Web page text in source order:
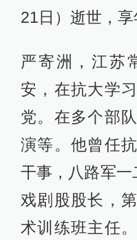
21日）逝世，享
严寄洲，江苏
安，在抗大学
党。在多个部
演等。他曾任
干事，八路军一
戏剧股股长，
术训练班主任